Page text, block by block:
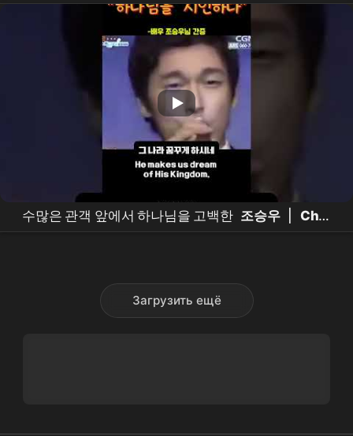
수많은 관객 앞에서 하나님을 고백한 조승우
Cho
Seung-woo Publicly Confesses His Faith [THE
Загрузить ещё